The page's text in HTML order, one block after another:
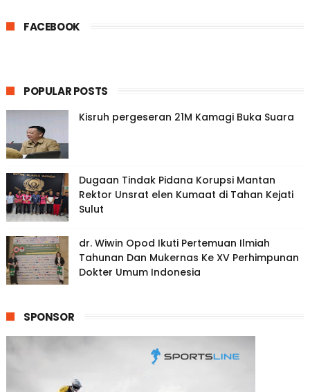
FACEBOOK
POPULAR POSTS
Kisruh pergeseran 21M Kamagi Buka Suara
Dugaan Tindak Pidana Korupsi Mantan
Rektor Unsrat elen Kumaat di Tahan Kejati
Sulut
dr. Wiwin Opod Ikuti Pertemuan Ilmiah
Tahunan Dan Mukernas Ke XV Perhimpunan
Dokter Umum Indonesia
SPONSOR